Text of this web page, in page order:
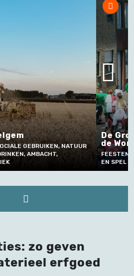
GEBRUIKEN, NATUUR
AMBACHT,
De
de
FEESTEN,
EN SPEL
zo geven
erfgoed